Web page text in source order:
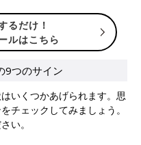
るだけ！
ルはこちら
9つのサイン
いくつかあげられます。思
チェックしてみましょう。
い。